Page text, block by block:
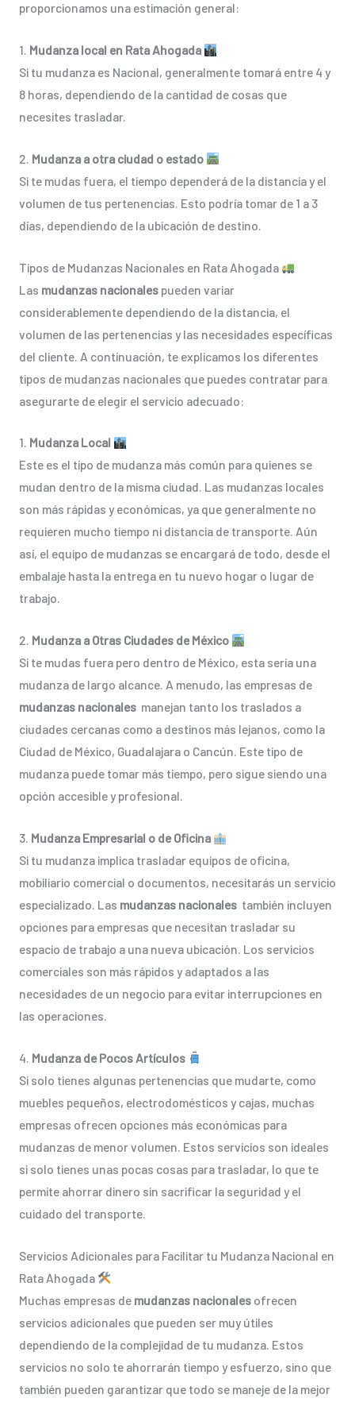
proporcionamos una estimación general:
1. Mudanza local en Rata Ahogada
Si tu mudanza es Nacional, generalmente tomará entre 4 y
8 horas, dependiendo de la cantidad de cosas que
necesites trasladar.
2. Mudanza a otra ciudad o estado
Si te mudas fuera, el tiempo dependerá de la distancia y el
volumen de tus pertenencias. Esto podría tomar de 1 a 3
días, dependiendo de la ubicación de destino.
Tipos de Mudanzas Nacionales en Rata Ahogada
Las mudanzas nacionales pueden variar
considerablemente dependiendo de la distancia, el
volumen de las pertenencias y las necesidades específicas
del cliente. A continuación, te explicamos los diferentes
tipos de mudanzas nacionales que puedes contratar para
asegurarte de elegir el servicio adecuado:
1. Mudanza Local
Este es el tipo de mudanza más común para quienes se
mudan dentro de la misma ciudad. Las mudanzas locales
son más rápidas y económicas, ya que generalmente no
requieren mucho tiempo ni distancia de transporte. Aún
así, el equipo de mudanzas se encargará de todo, desde el
embalaje hasta la entrega en tu nuevo hogar o lugar de
trabajo.
2. Mudanza a Otras Ciudades de México
Si te mudas fuera pero dentro de México, esta sería una
mudanza de largo alcance. A menudo, las empresas de
mudanzas nacionales manejan tanto los traslados a
ciudades cercanas como a destinos más lejanos, como la
Ciudad de México, Guadalajara o Cancún. Este tipo de
mudanza puede tomar más tiempo, pero sigue siendo una
opción accesible y profesional.
3. Mudanza Empresarial o de Oficina
Si tu mudanza implica trasladar equipos de oficina,
mobiliario comercial o documentos, necesitarás un servicio
especializado. Las mudanzas nacionales también incluyen
opciones para empresas que necesitan trasladar su
espacio de trabajo a una nueva ubicación. Los servicios
comerciales son más rápidos y adaptados a las
necesidades de un negocio para evitar interrupciones en
las operaciones.
4. Mudanza de Pocos Artículos
Si solo tienes algunas pertenencias que mudarte, como
muebles pequeños, electrodomésticos y cajas, muchas
empresas ofrecen opciones más económicas para
mudanzas de menor volumen. Estos servicios son ideales
si solo tienes unas pocas cosas para trasladar, lo que te
permite ahorrar dinero sin sacrificar la seguridad y el
cuidado del transporte.
Servicios Adicionales para Facilitar tu Mudanza Nacional en
Rata Ahogada
Muchas empresas de mudanzas nacionalesofrecen
servicios adicionales que pueden ser muy útiles
dependiendo de la complejidad de tu mudanza. Estos
servicios no solo te ahorrarán tiempo y esfuerzo, sino que
también pueden garantizar que todo se maneje de la mejor